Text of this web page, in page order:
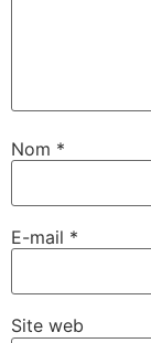
Nom *
E-mail *
Site web